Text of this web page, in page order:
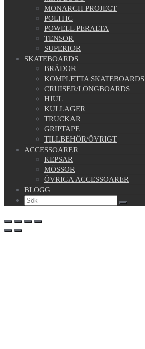
MONARCH PROJECT
POLITIC
POWELL PERALTA
TENSOR
SUPERIOR
SKATEBOARDS
BRÄDOR
KOMPLETTA SKATEBOARDS
CRUISER/LONGBOARDS
HJUL
KULLAGER
TRUCKAR
GRIPTAPE
TILLBEHÖR/ÖVRIGT
ACCESSOARER
KEPSAR
MÖSSOR
ÖVRIGA ACCESSOARER
BLOGG